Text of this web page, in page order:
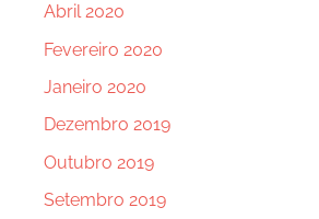
Abril 2020
Fevereiro 2020
Janeiro 2020
Dezembro 2019
Outubro 2019
Setembro 2019